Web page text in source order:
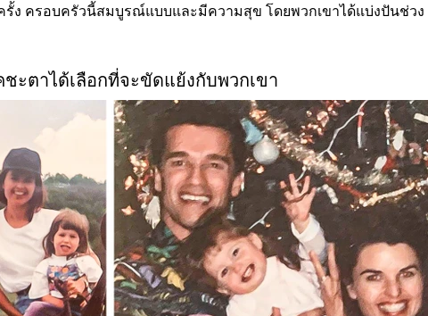
รั้ง ครอบครัวนี้สมบูรณ์แบบและมีความสุข โดยพวกเขาได้แบ่งปันช่วง
ชะตาได้เลือกที่จะขัดแย้งกับพวกเขา